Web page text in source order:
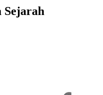
Sejarah